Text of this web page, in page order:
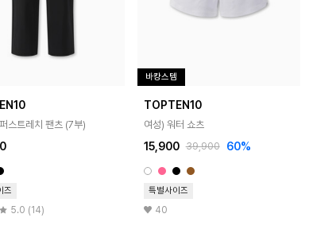
스트레치 팬츠 (7부)
즈
5.0 (14)
바캉스템
TOPTEN10
여성) 워터 쇼츠
15,900 39,900 60%
특별사이즈
40